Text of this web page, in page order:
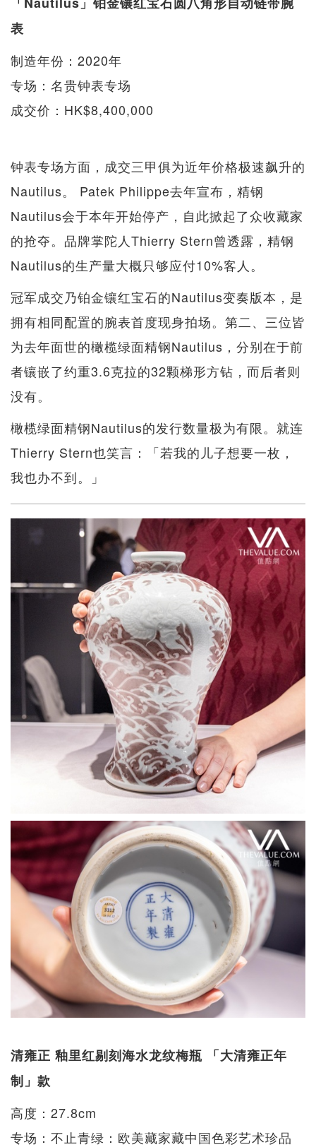
表
制造年份：2020年
专场：名贵钟表专场
成交价：HK$8,400,000
钟表专场方面，成交三甲俱为近年价格极速飙升的
Nautilus。 Patek Philippe去年宣布，精钢
Nautilus会于本年开始停产，自此掀起了众收藏家
的抢夺。品牌掌陀人Thierry Stern曾透露，精钢
Nautilus的生产量大概只够应付10%客人。
冠军成交乃铂金镶红宝石的Nautilus变奏版本，是
拥有相同配置的腕表首度现身拍场。第二、三位皆
为去年面世的橄榄绿面精钢Nautilus，分别在于前
者镶嵌了约重3.6克拉的32颗梯形方钻，而后者则
没有。
橄榄绿面精钢Nautilus的发行数量极为有限。就连
Thierry Stern也笑言：「若我的儿子想要一枚，
我也办不到。」
清雍正 釉里红剔刻海水龙纹梅瓶 「大清雍正年
制」款
高度：27.8cm
专场：不止青绿：欧美藏家藏中国色彩艺术珍品